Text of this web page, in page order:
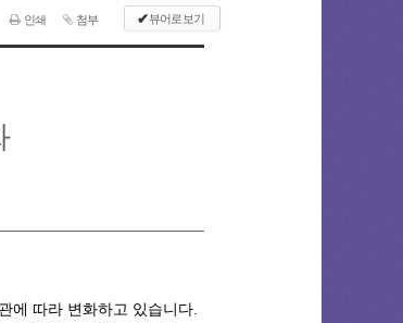
✔뷰어로 보기
인쇄 첨부
에 따라 변화하고 있습니다.